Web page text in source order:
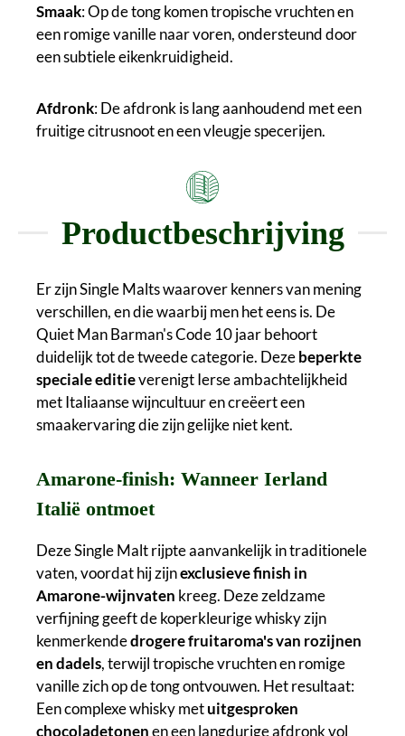
Smaak: Op de tong komen tropische vruchten en
een romige vanille naar voren, ondersteund door
een subtiele eikenkruidigheid.
Afdronk: De afdronk is lang aanhoudend met een
fruitige citrusnoot en een vleugje specerijen.
Productbeschrijving
Er zijn Single Malts waarover kenners van mening
verschillen, en die waarbij men het eens is. De
Quiet Man Barman's Code 10 jaar behoort
duidelijk tot de tweede categorie. Dezebeperkte
speciale editieverenigt Ierse ambachtelijkheid
met Italiaanse wijncultuur en creëert een
smaakervaring die zijn gelijke niet kent.
Amarone-finish: Wanneer Ierland
Italië ontmoet
Deze Single Malt rijpte aanvankelijk in traditionele
vaten, voordat hij zijnexclusieve finish in
Amarone-wijnvaten kreeg. Deze zeldzame
verfijning geeft de koperkleurige whisky zijn
kenmerkendedrogere fruitaroma's van rozijnen
en dadels, terwijl tropische vruchten en romige
vanille zich op de tong ontvouwen. Het resultaat:
Een complexe whisky metuitgesproken
chocoladetonenen een langdurige afdronk vol